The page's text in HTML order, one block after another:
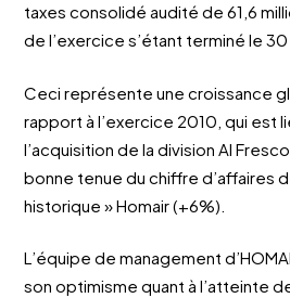
taxes consolidé audité de 61,6
de l’exercice s’étant terminé le
Ceci représente une croissance
rapport à l’exercice 2010, qui est
l’acquisition de la division Al
bonne tenue du chiffre d’affaires
historique » Homair (+6%).
L’équipe de management
son optimisme quant à l’atteinte